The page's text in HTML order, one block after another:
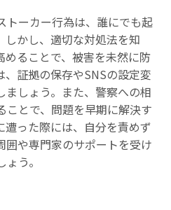
トーカー行為は、誰にでも起
しかし、適切な対処法を知
めることで、被害を未然に防
、証拠の保存やSNSの設定変
ましょう。また、警察への相
ことで、問題を早期に解決す
遭った際には、自分を責めず
囲や専門家のサポートを受け
う。